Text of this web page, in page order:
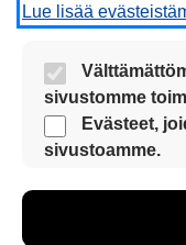
Pelloilla kasvaa
Lue lisää
sivustomme
Nämä evästeet
sivustoamme voi
Evästeet,
sivustoamme.
kehittää